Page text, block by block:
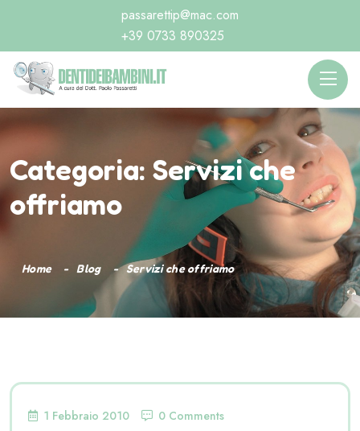
passarettip@mac.com
+39 0733 890325
Categoria: Servizi che
offriamo
Home Blog Servizi che offriamo
1 Febbraio 2010 0 Comments